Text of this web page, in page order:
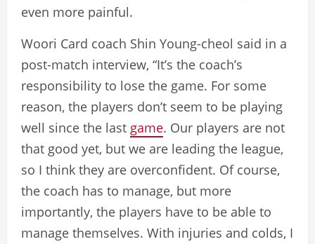
even more painful.
Woori Card coach Shin Young-cheol said in a
post-match interview, “It’s the coach’s
responsibility to lose the game. For some
reason, the players don’t seem to be playing
well since the last game. Our players are not
that good yet, but we are leading the league,
so I think they are overconfident. Of course,
the coach has to manage, but more
importantly, the players have to be able to
manage themselves. With injuries and colds, I